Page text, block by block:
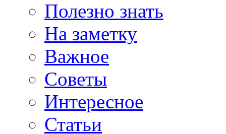
Полезно знать
На заметку
Важное
Советы
Интересное
Статьи